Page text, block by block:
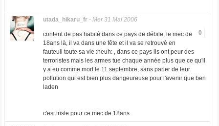
utada_hikaru_fr- Mer 31 Mai 2006
0
content de pas habité dans ce pays de débile, le mec de
18ans là, il va dans une fête et il va se retrouvé en
fauteuil toute sa vie :heuh: , dans ce pays ils ont peur des
terroristes mais les armes tue chaque année plus que ce qu'il
y a eu comme mort le 11 septembre, sans parler de leur
pollution qui est bien plus dangeureuse pour l'avenir que ben
laden
c'est triste pour ce mec de 18ans